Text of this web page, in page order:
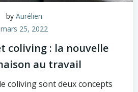
by Aurélien
mars 25, 2022
coliving : la nouvelle
au travail
coliving sont deux concepts